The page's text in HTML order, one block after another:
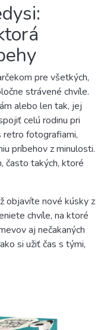
pre všetkých,
strávené chvíle.
alebo len tak, jej
celú rodinu pri
retro fotografiami,
príbehov z minulosti.
často takých, ktoré
objavíte nové kúsky z
chvíle, na ktoré
aj nečakaných
si užiť čas s tými,